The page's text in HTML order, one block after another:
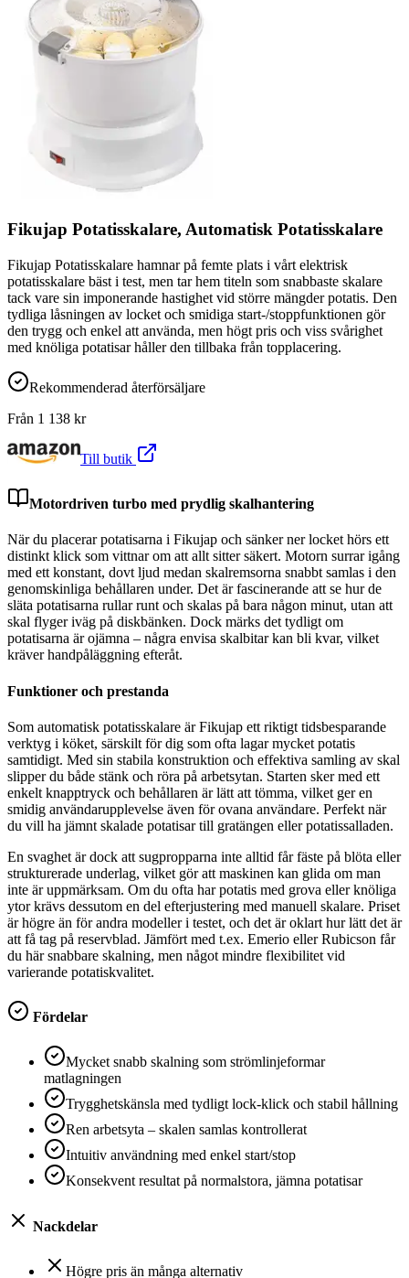
Fikujap Potatisskalare, Automatisk Potatisskalare
Fikujap Potatisskalare hamnar på femte plats i vårt elektrisk
potatisskalare bäst i test, men tar hem titeln som snabbaste skalare
tack vare sin imponerande hastighet vid större mängder potatis. Den
tydliga låsningen av locket och smidiga start-/stoppfunktionen gör
den trygg och enkel att använda, men högt pris och viss svårighet
med knöliga potatisar håller den tillbaka från topplacering.
Rekommenderad återförsäljare
Från 1 138 kr
Till butik
Motordriven turbo med prydlig skalhantering
När du placerar potatisarna i Fikujap och sänker ner locket hörs ett
distinkt klick som vittnar om att allt sitter säkert. Motorn surrar igång
med ett konstant, dovt ljud medan skalremsorna snabbt samlas i den
genomskinliga behållaren under. Det är fascinerande att se hur de
släta potatisarna rullar runt och skalas på bara någon minut, utan att
skal flyger iväg på diskbänken. Dock märks det tydligt om
potatisarna är ojämna – några envisa skalbitar kan bli kvar, vilket
kräver handpåläggning efteråt.
Funktioner och prestanda
Som automatisk potatisskalare är Fikujap ett riktigt tidsbesparande
verktyg i köket, särskilt för dig som ofta lagar mycket potatis
samtidigt. Med sin stabila konstruktion och effektiva samling av skal
slipper du både stänk och röra på arbetsytan. Starten sker med ett
enkelt knapptryck och behållaren är lätt att tömma, vilket ger en
smidig användarupplevelse även för ovana användare. Perfekt när
du vill ha jämnt skalade potatisar till gratängen eller potatissalladen.
En svaghet är dock att sugpropparna inte alltid får fäste på blöta eller
strukturerade underlag, vilket gör att maskinen kan glida om man
inte är uppmärksam. Om du ofta har potatis med grova eller knöliga
ytor krävs dessutom en del efterjustering med manuell skalare. Priset
är högre än för andra modeller i testet, och det är oklart hur lätt det är
att få tag på reservblad. Jämfört med t.ex. Emerio eller Rubicson får
du här snabbare skalning, men något mindre flexibilitet vid
varierande potatiskvalitet.
Fördelar
Mycket snabb skalning som strömlinjeformar
matlagningen
Trygghetskänsla med tydligt lock-klick och stabil hållning
Ren arbetsyta – skalen samlas kontrollerat
Intuitiv användning med enkel start/stop
Konsekvent resultat på normalstora, jämna potatisar
Nackdelar
Högre pris än många alternativ